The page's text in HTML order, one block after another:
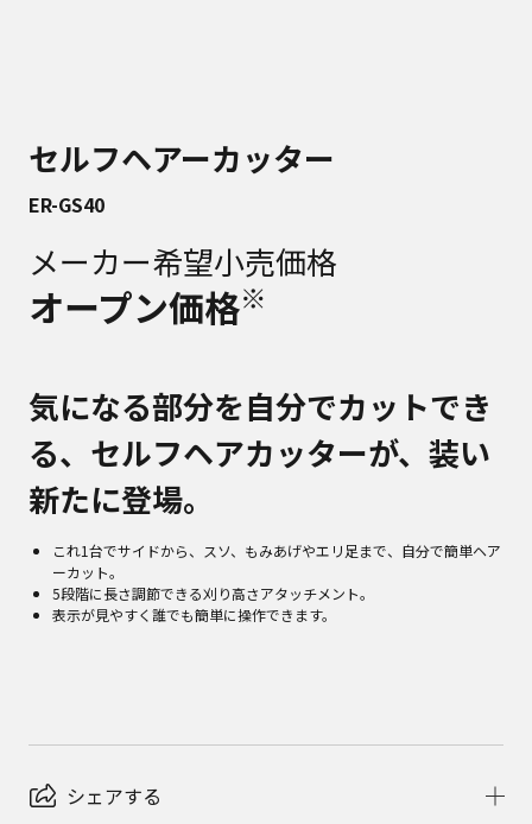
セルフヘアーカッター
ER-GS40
メーカー希望小売価格
オープン価格※
気になる部分を自分でカットでき
る、セルフヘアカッターが、装い
新たに登場。
これ1台でサイドから、スソ、もみあげやエリ足まで、自分で簡単ヘア
ーカット。
5段階に長さ調節できる刈り高さアタッチメント。
表示が見やすく誰でも簡単に操作できます。
シェアする